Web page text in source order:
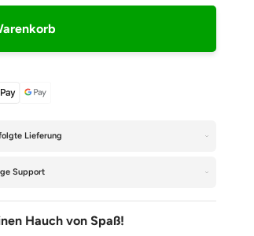
Lieferung
Support
Hauch von Spaß!